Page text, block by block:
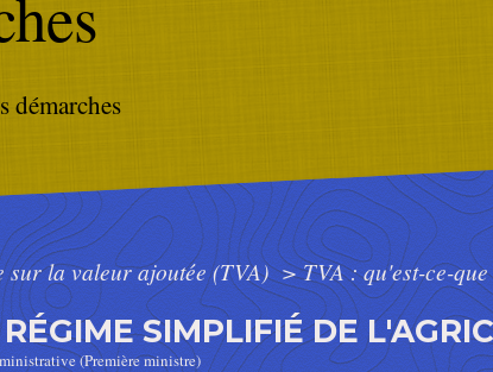
démarches
sur la valeur ajoutée (TVA)>TVA : qu'est-ce-
SIMPLIFIÉ DE
(Première ministre)